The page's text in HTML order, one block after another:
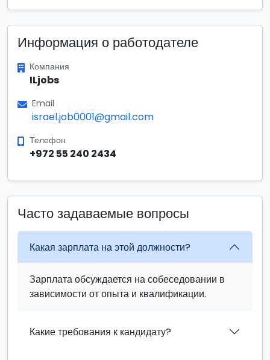
Информация о работодателе
Компания
ILjobs
Email
israel.job0001@gmail.com
Телефон
+972 55 240 2434
Часто задаваемые вопросы
Какая зарплата на этой должности?
Зарплата обсуждается на собеседовании в
зависимости от опыта и квалификации.
Какие требования к кандидату?